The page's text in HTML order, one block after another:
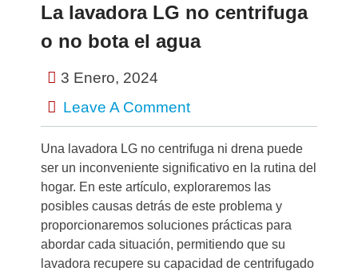
La lavadora LG no centrifuga
o no bota el agua
3 Enero, 2024
Leave A Comment
Una lavadora LG no centrifuga ni drena puede
ser un inconveniente significativo en la rutina del
hogar. En este artículo, exploraremos las
posibles causas detrás de este problema y
proporcionaremos soluciones prácticas para
abordar cada situación, permitiendo que su
lavadora recupere su capacidad de centrifugado